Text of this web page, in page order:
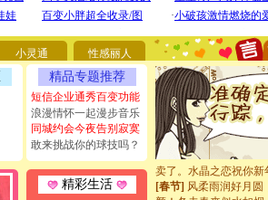
小灵通 性感丽人
精品专题推荐
短信企业通秀百变功能
浪漫情怀一起漫步音乐
同城约会今夜告别寂寞
敢来挑战你的球技吗？
精彩生活
[圣诞节] 奉上一颗祝福
如意,快乐,鲜花,一切
[元旦]看到你我会触电
断电。爱你是我职业
你是我专业！水晶之恋
[元旦]如果上天让我许
起；二是再生再世和
离。水晶之恋祝你新年
[元旦]当我狠下心扭头
泣，这痛楚让我明白
卖了。水晶之恋祝你新
[春节] 风柔雨润好月圆
颜！冬去春来似水如